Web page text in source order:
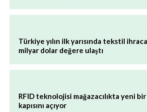
Türkiye yılın ilk yarısında tekstil
milyar dolar değere ulaştı
RFID teknolojisi mağazacılıkta yeni
kapısını açıyor